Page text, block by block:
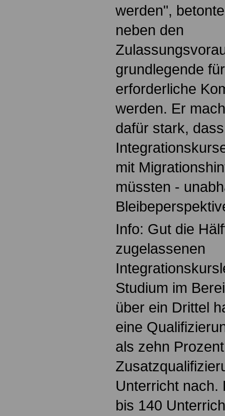
werden",
neben den
grundlegende
erforderliche
werden. Er
dafür stark,
mit
müssten -
Info: Gut die
zugelassenen
Studium im
über ein Drittel
eine
als zehn
Unterricht nach.
bis 140